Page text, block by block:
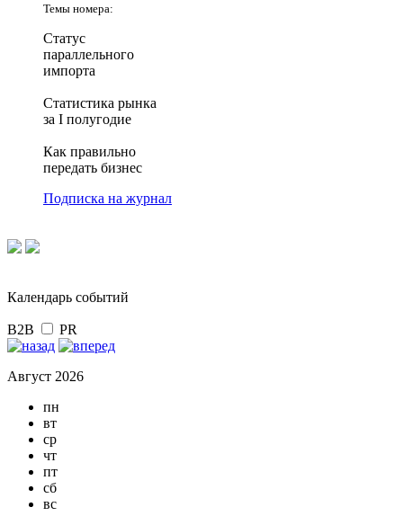
Темы номера:
Статус
параллельного
импорта
Статистика рынка
за I полугодие
Как правильно
передать бизнес
Подписка на журнал
Календарь событий
B2B PR
Август 2026
пн
вт
ср
чт
пт
сб
вс